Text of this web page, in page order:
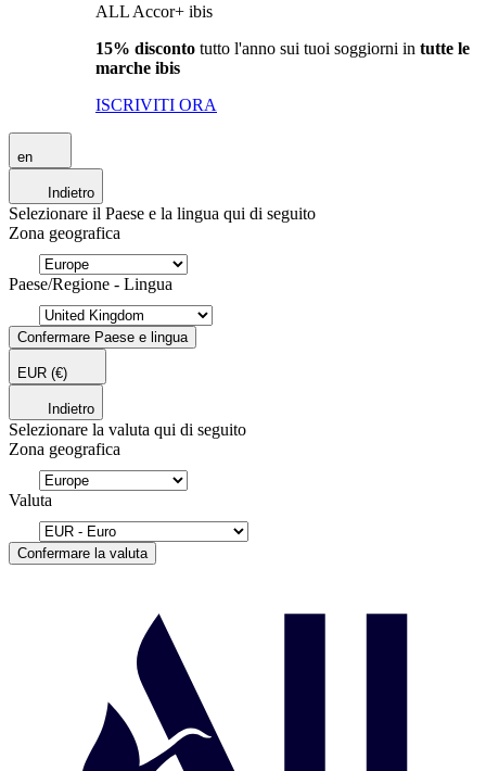
ALL Accor+ ibis
15% disconto tutto l'anno sui tuoi soggiorni in tutte le
marche ibis
ISCRIVITI ORA
en
Indietro
Selezionare il Paese e la lingua qui di seguito
Zona geografica
Paese/Regione - Lingua
Confermare Paese e lingua
EUR (€)
Indietro
Selezionare la valuta qui di seguito
Zona geografica
Valuta
Confermare la valuta